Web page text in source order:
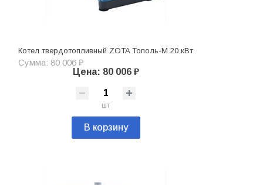
Котел твердотопливный ZOTA Тополь-М 20 кВт
Сумма: 80 006 ₽
Цена: 80 006 ₽
шт
В корзину